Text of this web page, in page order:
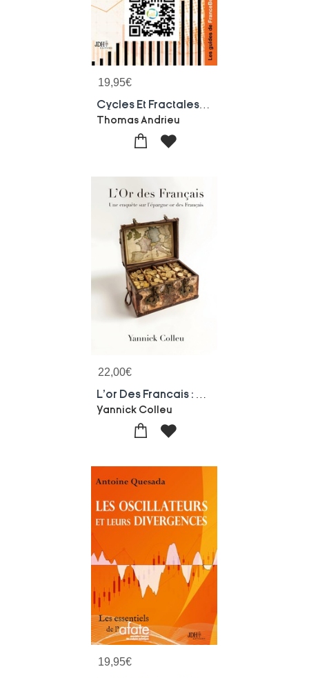
19,95€
Thomas Andrieu
22,00€
Yannick Colleu
19,95€